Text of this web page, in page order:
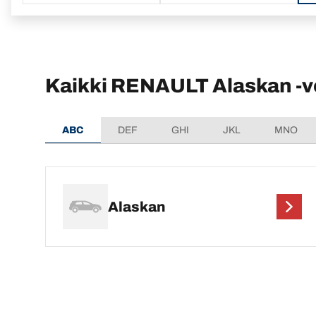
Kaikki RENAULT Alaskan -
ABC DEF GHI JKL MNO
Alaskan